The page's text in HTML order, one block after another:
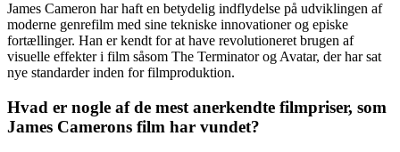
James Cameron har haft en betydelig indflydelse på udviklingen af
moderne genrefilm med sine tekniske innovationer og episke
fortællinger. Han er kendt for at have revolutioneret brugen af ​​
visuelle effekter i film såsom The Terminator og Avatar, der har sat
nye standarder inden for filmproduktion.
Hvad er nogle af de mest anerkendte filmpriser, som
James Camerons film har vundet?